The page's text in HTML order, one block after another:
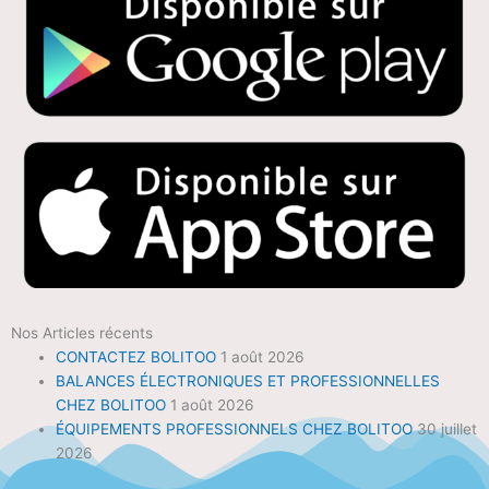
Nos Articles récents
CONTACTEZ BOLITOO 1 août 2026
BALANCES ÉLECTRONIQUES ET PROFESSIONNELLES
CHEZ BOLITOO 1 août 2026
ÉQUIPEMENTS PROFESSIONNELS CHEZ BOLITOO 30 juillet
2026